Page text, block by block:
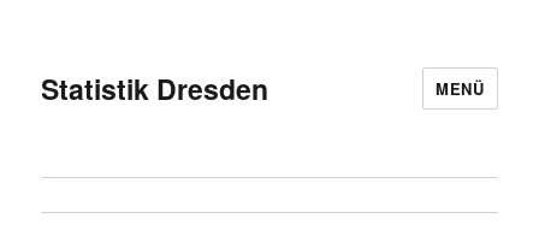
Statistik Dresden MENÜ